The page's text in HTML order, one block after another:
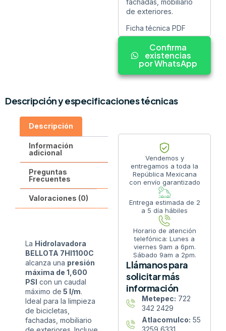
de exteriores.
Ficha técnica PDF
Confirma
existencias
por WhatsApp
Descripción y especificaciones técnicas
Descripción
Información
adicional
Preguntas
Frecuentes
Valoraciones (0)
La Hidrolavadora
BELLOTA 7Hl1100C
alcanza una presión
máxima de 1,600
PSI con un caudal
máximo de 5 l/m.
Ideal para la limpieza
de bicicletas,
fachadas, mobiliario
Vendemos y
entregamos a toda la
República Mexicana
con envío garantizado
Entrega estimada de 2
a 5 día hábiles
Horario de atención
telefónica: Lunes a
viernes 9am a 6pm.
Sábado 9am a 2pm.
Llámanos para
solicitar más
información
Metepec: 722
342 2429
Atlacomulco: 55